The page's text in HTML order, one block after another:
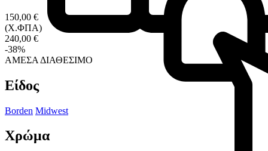
150,00 €
(Χ.ΦΠΑ)
240,00 €
-38%
ΑΜΕΣΑ ΔΙΑΘΕΣΙΜΟ
Είδος
Borden Midwest
Χρώμα